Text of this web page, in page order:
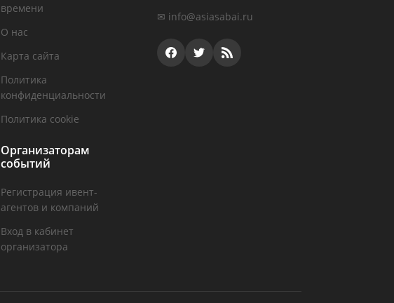
времени
О нас
Карта сайта
Политика
конфиденциальности
Политика cookie
Организаторам
событий
Регистрация ивент-
агентов и компаний
Вход в кабинет
организатора
✉ info@asiasabai.ru